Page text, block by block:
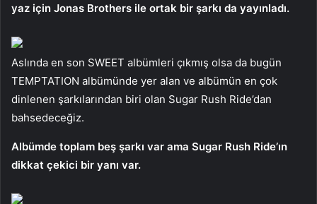
yaz için Jonas Brothers ile ortak bir şarkı da yayınladı.
Aslında en son SWEET albümleri çıkmış olsa da bugün
TEMPTATION albümünde yer alan ve albümün en çok
dinlenen şarkılarından biri olan Sugar Rush Ride’dan
bahsedeceğiz.
Albümde toplam beş şarkı var ama Sugar Rush Ride’ın
dikkat çekici bir yanı var.